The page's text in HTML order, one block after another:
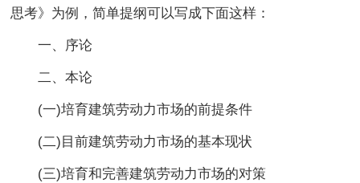
思考》为例，简单提纲可以写成下面这样：
一、序论
二、本论
(一)培育建筑劳动力市场的前提条件
(二)目前建筑劳动力市场的基本现状
(三)培育和完善建筑劳动力市场的对策